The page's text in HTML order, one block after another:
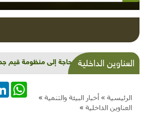
العناوين الداخليةنحن بحاجة إلى منظومة قيم
الرئيسية » أخبار البيئة والتنمية »
العناوين الداخلية »